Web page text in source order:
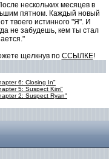
нескольких месяцев в
пятном. Каждый новый
твоего истинного "Я". И
не забудешь, кем ты стал
щелкнув по ССЫЛКЕ!
6: Closing In"
5: Suspect Kim"
2: Suspect Ryan"